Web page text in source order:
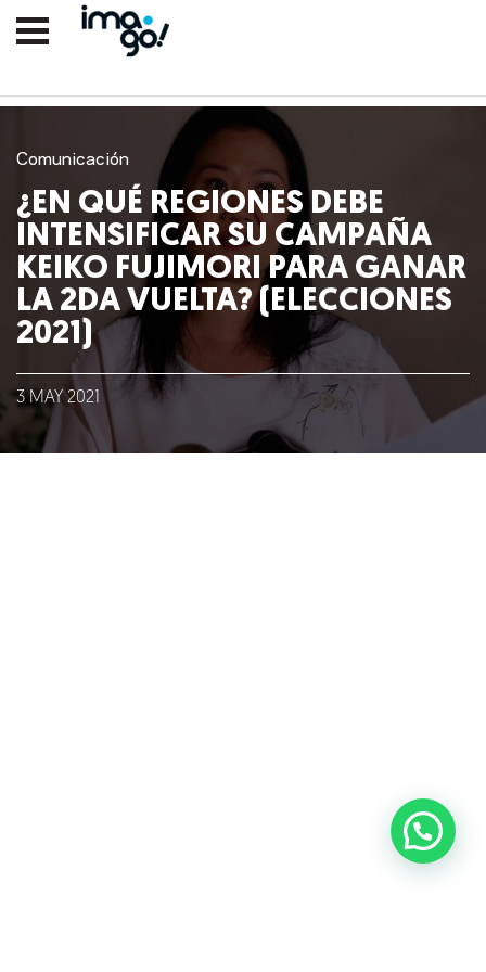
Nosotros
Clientes
Lo que hacemos
Comunicación
¿EN QUÉ REGIONES DEBE
INTENSIFICAR SU CAMPAÑA
KEIKO FUJIMORI PARA GANAR
LA 2DA VUELTA? (ELECCIONES
2021)
3 MAY 2021